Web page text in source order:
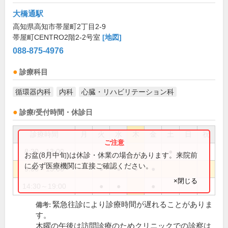
大橋通駅
高知県高知市帯屋町2丁目2-9
帯屋町CENTRO2階2-2号室 [地図]
088-875-4976
診療科目
循環器内科 内科 心臓・リハビリテーション科
診療/受付時間・休診日
祝
8:30～13:00
9:00～13:00 ● ● ●
お盆(8月中旬)は休診・休業の場合があります。来院前
に必ず医療機関に直接ご確認ください。
×閉じる
備考: 緊急往診により診療時間が遅れることがありま
す。
木曜の午後は訪問診療のためクリニックでの診察は